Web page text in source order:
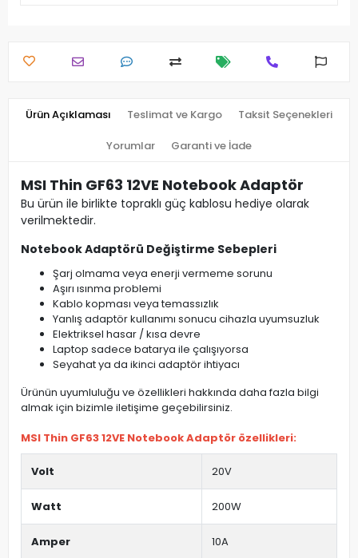
Ürün Açıklaması Teslimat ve Kargo Taksit Seçenekleri
Yorumlar Garanti ve İade
MSI Thin GF63 12VE Notebook Adaptör
Bu ürün ile birlikte topraklı güç kablosu hediye olarak
verilmektedir.
Notebook Adaptörü Değiştirme Sebepleri
Şarj olmama veya enerji vermeme sorunu
Aşırı ısınma problemi
Kablo kopması veya temassızlık
Yanlış adaptör kullanımı sonucu cihazla uyumsuzluk
Elektriksel hasar / kısa devre
Laptop sadece batarya ile çalışıyorsa
Seyahat ya da ikinci adaptör ihtiyacı
Ürünün uyumluluğu ve özellikleri hakkında daha fazla bilgi
almak için bizimle iletişime geçebilirsiniz.
MSI Thin GF63 12VE Notebook Adaptör özellikleri:
Volt 20V
Watt 200W
Amper 10A